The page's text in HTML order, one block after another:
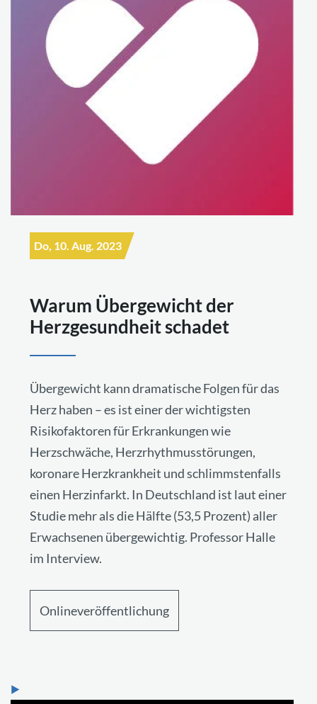
Do, 10. Aug. 2023
Warum Übergewicht der
Herzgesundheit schadet
Übergewicht kann dramatische Folgen für das
Herz haben – es ist einer der wichtigsten
Risikofaktoren für Erkrankungen wie
Herzschwäche, Herzrhythmusstörungen,
koronare Herzkrankheit und schlimmstenfalls
einen Herzinfarkt. In Deutschland ist laut einer
Studie mehr als die Hälfte (53,5 Prozent) aller
Erwachsenen übergewichtig. Professor Halle
im Interview.
Onlineveröffentlichung